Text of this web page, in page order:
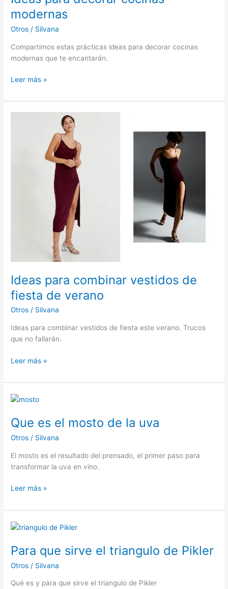
modernas
Otros / Silvana
Compartimos estas prácticas ideas para decorar cocinas
modernas que te encantarán.
Ideas
decorar
cocinas
Leer más »
Ideas para combinar vestidos de
fiesta de verano
Otros / Silvana
Ideas para combinar vestidos de fiesta este verano. Trucos
que no fallarán.
Ideas
combinar
vestidos
fiesta
de
verano
Leer más »
Que es el mosto de la uva
Otros / Silvana
El mosto es el resultado del prensado, el primer paso para
transformar la uva en vino.
Que
el
mosto
de
la
uva
Leer más »
Para que sirve el triangulo de Pikler
Otros / Silvana
Qué es y para que sirve el triangulo de Pikler